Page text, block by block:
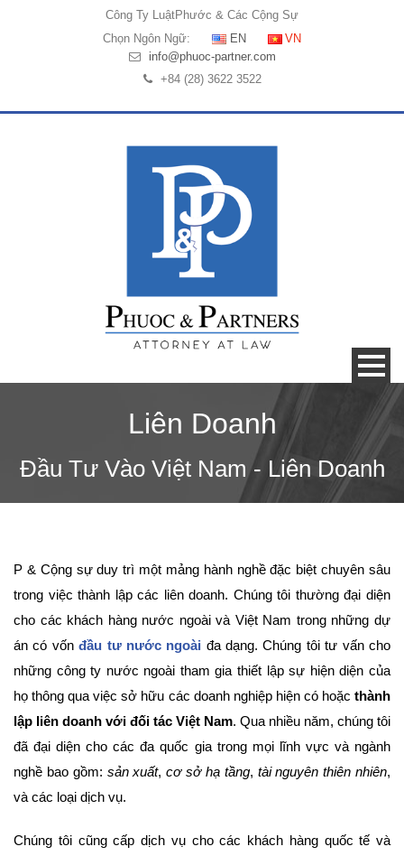
Công Ty LuậtPhước & Các Cộng Sự
Chọn Ngôn Ngữ:
EN
VN
info@phuoc-partner.com
+84 (28) 3622 3522
Liên Doanh
Đầu Tư Vào Việt Nam - Liên Doanh
P & Cộng sự duy trì một mảng hành nghề đặc biệt chuyên sâu
trong việc thành lập các liên doanh. Chúng tôi thường đại diện
cho các khách hàng nước ngoài và Việt Nam trong những dự
án có vốnđầu tư nước ngoài đa dạng. Chúng tôi tư vấn cho
những công ty nước ngoài tham gia thiết lập sự hiện diện của
họ thông qua việc sở hữu các doanh nghiệp hiện có hoặc thành
lập liên doanh với đối tác Việt Nam. Qua nhiều năm, chúng tôi
đã đại diện cho các đa quốc gia trong mọi lĩnh vực và ngành
nghề bao gồm: sản xuất,cơ sở hạ tầng, tài nguyên thiên nhiên,
và các loại dịch vụ.
Chúng tôi cũng cấp dịch vụ cho các khách hàng quốc tế và